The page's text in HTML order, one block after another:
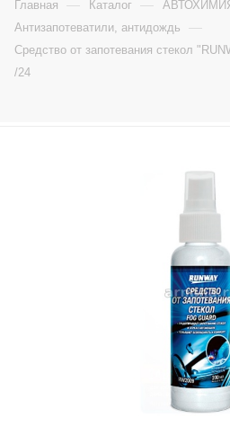
Главная — Каталог —
Антизапотеватили, антидождь —
Средство от запотевания стекол
/24